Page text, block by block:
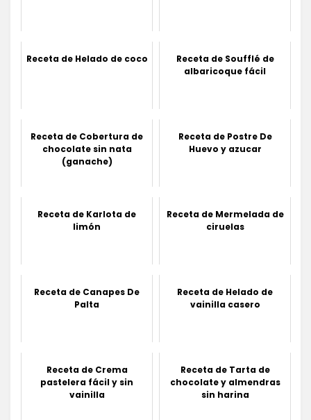
Receta de Helado de coco
Receta de Soufflé de
albaricoque fácil
Receta de Cobertura de
chocolate sin nata
(ganache)
Receta de Postre De
Huevo y azucar
Receta de Karlota de
limón
Receta de Mermelada de
ciruelas
Receta de Canapes De
Palta
Receta de Helado de
vainilla casero
Receta de Crema
pastelera fácil y sin
vainilla
Receta de Tarta de
chocolate y almendras
sin harina